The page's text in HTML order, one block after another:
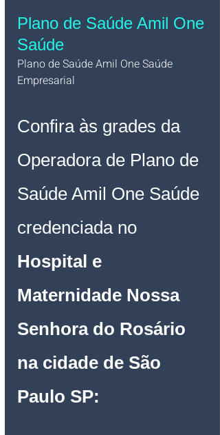
Plano de Saúde Amil One
Saúde
Plano de Saúde Amil One Saúde
Empresarial
Confira às grades da
Operadora de Plano de
Saúde Amil One Saúde
credenciada no
Hospital e
Maternidade Nossa
Senhora do Rosário
na cidade de São
Paulo SP: